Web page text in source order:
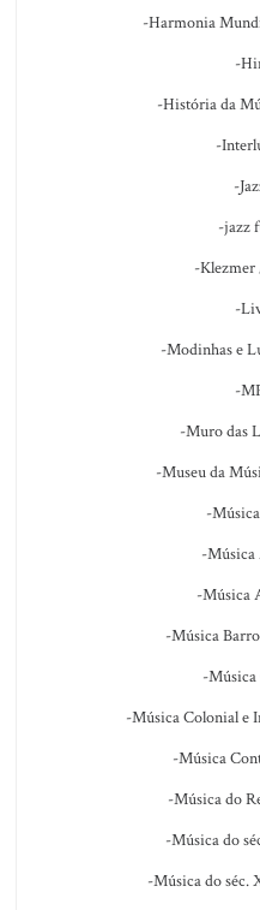
-Harmonia
-
-História da
-
-
-jazz
-Klezmer
-
-Modinhas e
-
-Muro das
-Museu da
-
-Música
-Música
-Música
-
-Música Colonial e
-Música
-Música do
-Música do
-Música do séc.